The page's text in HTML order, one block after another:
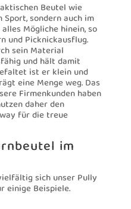
Beutel wie
sondern auch im
Mögliche hinein, so
und Picknickausflug.
sein Material
und hält damit
ist er klein und
eine Menge weg. Das
Firmenkunden haben
daher den
für die treue
im
sich unser Pully
einige Beispiele.